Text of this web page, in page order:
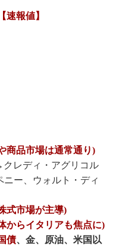
速報値】
商品市場は通常通り)
レディ・アグリコル
ニー、ウォルト・ディ
式市場が主導)
からイタリアも焦点に)
債、金、原油、米国以